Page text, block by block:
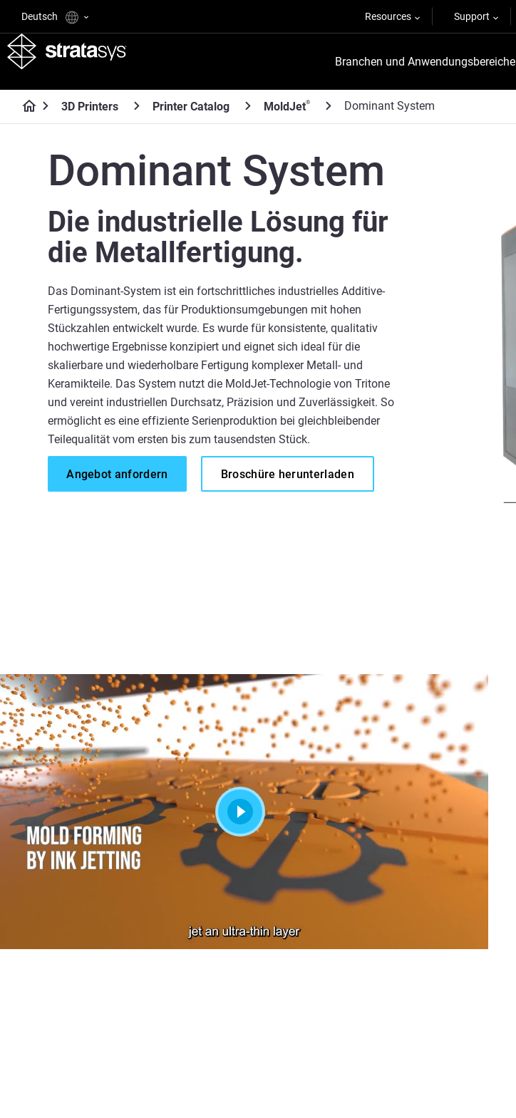
Deutsch Resources Support
Branchen und Anwendungsbereiche
3D Printers Printer Catalog MoldJet® Dominant System
Dominant System
Die industrielle Lösung für
die Metallfertigung.
Das Dominant-System ist ein fortschrittliches industrielles Additive-
Fertigungssystem, das für Produktionsumgebungen mit hohen
Stückzahlen entwickelt wurde. Es wurde für konsistente, qualitativ
hochwertige Ergebnisse konzipiert und eignet sich ideal für die
skalierbare und wiederholbare Fertigung komplexer Metall- und
Keramikteile. Das System nutzt die MoldJet-Technologie von Tritone
und vereint industriellen Durchsatz, Präzision und Zuverlässigkeit. So
ermöglicht es eine effiziente Serienproduktion bei gleichbleibender
Teilequalität vom ersten bis zum tausendsten Stück.
Angebot anfordern Broschüre herunterladen